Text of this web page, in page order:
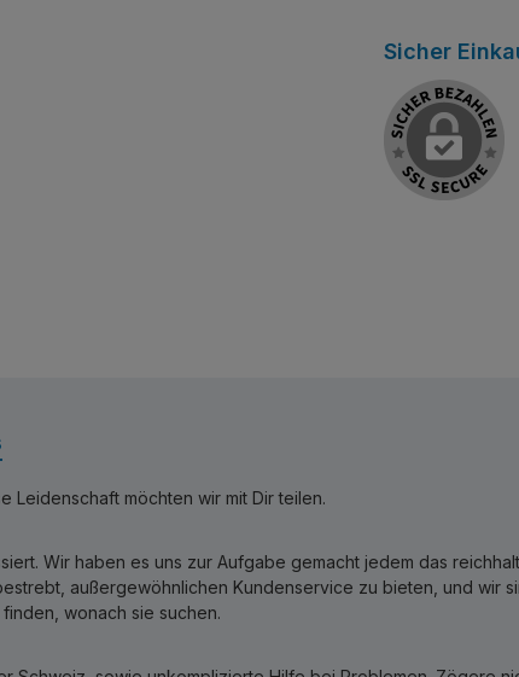
Sicher
Leidenschaft möchten wir mit Dir teilen.
Wir haben es uns zur Aufgabe gemacht jedem das
außergewöhnlichen Kundenservice zu bieten, und wir
wonach sie suchen.